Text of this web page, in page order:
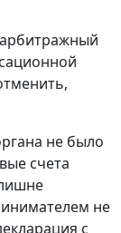
не было
счета
не
с